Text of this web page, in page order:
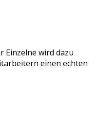
Einzelne wird dazu
einen echten